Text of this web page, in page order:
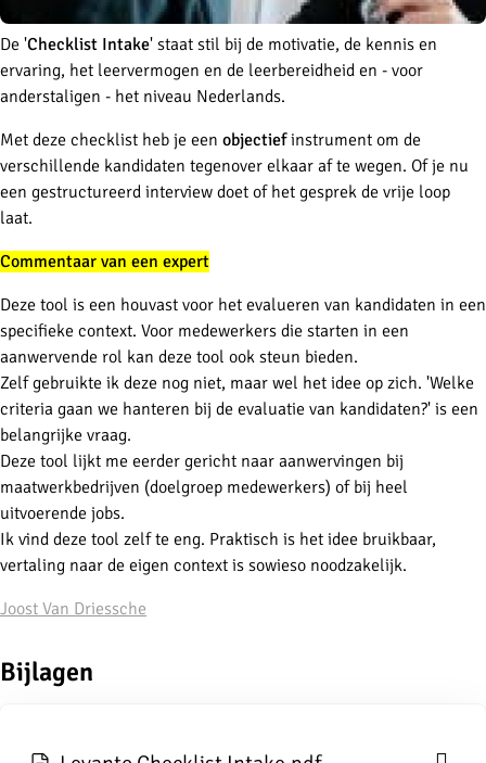
De 'Checklist Intake' staat stil bij de motivatie, de kennis en
ervaring, het leervermogen en de leerbereidheid en - voor
anderstaligen - het niveau Nederlands.
Met deze checklist heb je een objectiefinstrument om de
verschillende kandidaten tegenover elkaar af te wegen. Of je nu
een gestructureerd interview doet of het gesprek de vrije loop
laat.
Commentaar van een expert
Deze tool is een houvast voor het evalueren van kandidaten in een
specifieke context. Voor medewerkers die starten in een
aanwervende rol kan deze tool ook steun bieden.
Zelf gebruikte ik deze nog niet, maar wel het idee op zich. 'Welke
criteria gaan we hanteren bij de evaluatie van kandidaten?' is een
belangrijke vraag.
Deze tool lijkt me eerder gericht naar aanwervingen bij
maatwerkbedrijven (doelgroep medewerkers) of bij heel
uitvoerende jobs.
Ik vind deze tool zelf te eng. Praktisch is het idee bruikbaar,
vertaling naar de eigen context is sowieso noodzakelijk.
Joost Van Driessche
Bijlagen